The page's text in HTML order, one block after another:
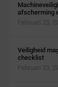
afscherming
Februari 23,
Veiligheid
checklist
Februari 23,